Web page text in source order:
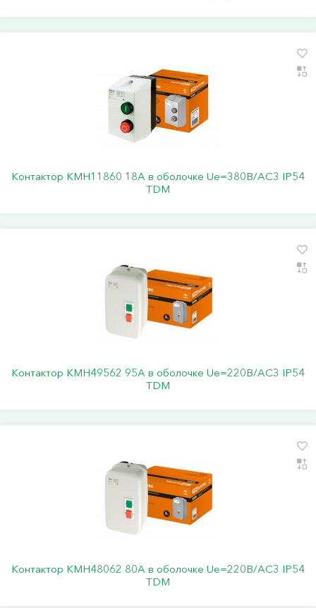
Контактор КМН11860 18А в оболочке Ue=380В/АС3 IP54
TDM
Контактор КМН49562 95А в оболочке Ue=220В/АC3 IP54
TDM
Контактор КМН48062 80А в оболочке Ue=220В/АC3 IP54
TDM